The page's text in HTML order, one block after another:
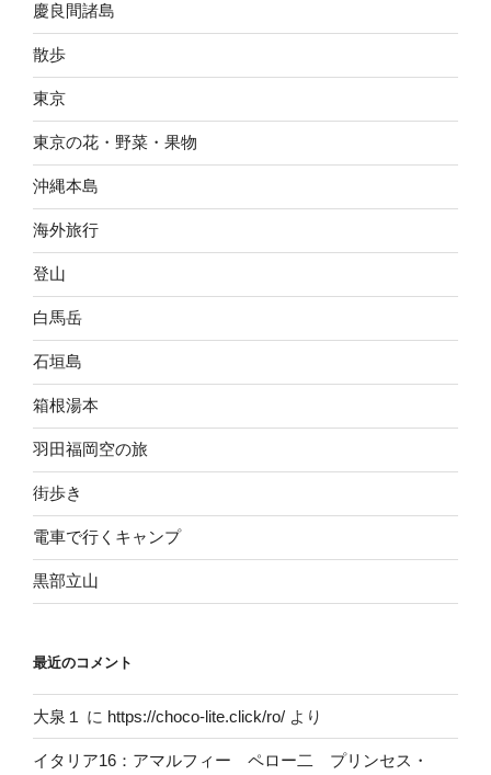
慶良間諸島
散歩
東京
東京の花・野菜・果物
沖縄本島
海外旅行
登山
白馬岳
石垣島
箱根湯本
羽田福岡空の旅
街歩き
電車で行くキャンプ
黒部立山
最近のコメント
大泉１ に https://choco-lite.click/ro/ より
イタリア16：アマルフィー ペロー二 プリンセス・